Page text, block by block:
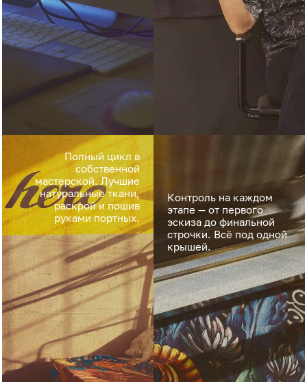
Полный цикл в
собственной
мастерской. Лучшие
натуральные ткани,
раскрой и пошив
руками портных.
Контроль на каждом
этапе — от первого
эскиза до финальной
строчки. Всё под одной
крышей.